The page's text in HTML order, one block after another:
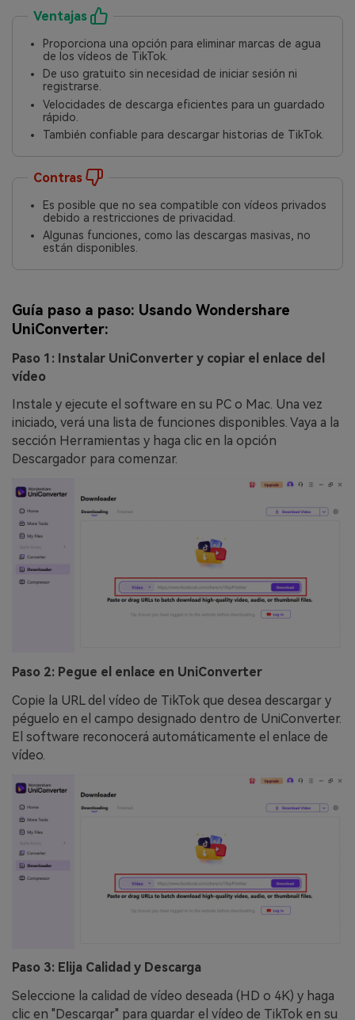
Ventajas
Proporciona una opción para eliminar marcas de agua
de los vídeos de TikTok.
De uso gratuito sin necesidad de iniciar sesión ni
registrarse.
Velocidades de descarga eficientes para un guardado
rápido.
También confiable para descargar historias de TikTok.
Contras
Es posible que no sea compatible con vídeos privados
debido a restricciones de privacidad.
Algunas funciones, como las descargas masivas, no
están disponibles.
Guía paso a paso: Usando Wondershare
UniConverter:
Paso 1: Instalar UniConverter y copiar el enlace del
vídeo
Instale y ejecute el software en su PC o Mac. Una vez
iniciado, verá una lista de funciones disponibles. Vaya a la
sección Herramientas y haga clic en la opción
Descargador para comenzar.
Paso 2: Pegue el enlace en UniConverter
Copie la URL del vídeo de TikTok que desea descargar y
péguelo en el campo designado dentro de UniConverter.
El software reconocerá automáticamente el enlace de
vídeo.
Paso 3: Elija Calidad y Descarga
Seleccione la calidad de vídeo deseada (HD o 4K) y haga
clic en "Descargar" para guardar el vídeo de TikTok en su